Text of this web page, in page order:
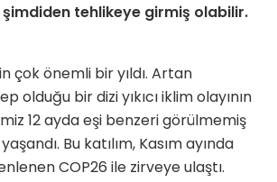
tehlikeye girmiş olabilir.
çok önemli bir yıldı. Artan
olduğu bir dizi yıkıcı iklim olayının
12 ayda eşi benzeri görülmemiş
Bu katılım, Kasım ayında
COP26 ile zirveye ulaştı.